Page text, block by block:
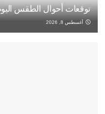
توقعات أحوال الطقس
أغسطس 8, 2026